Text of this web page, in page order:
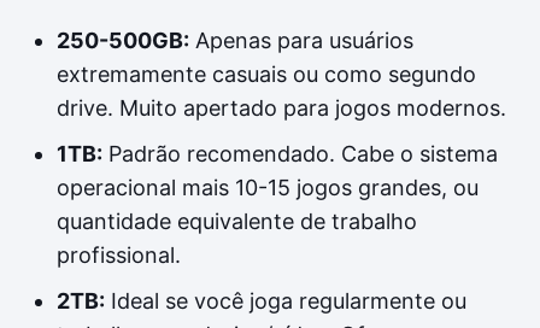
250-500GB: Apenas para usuários
extremamente casuais ou como segundo
drive. Muito apertado para jogos modernos.
1TB: Padrão recomendado. Cabe o sistema
operacional mais 10-15 jogos grandes, ou
quantidade equivalente de trabalho
profissional.
2TB: Ideal se você joga regularmente ou